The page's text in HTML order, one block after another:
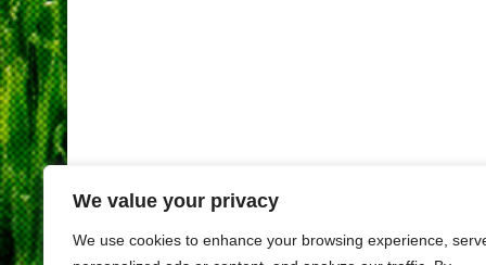
We value your privacy
We use cookies to enhance your browsing experience,